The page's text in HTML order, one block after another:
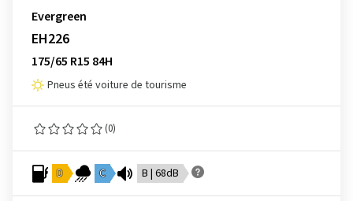
Evergreen
EH226
175/65 R15 84H
Pneus été voiture de tourisme
(0)
D C B | 68dB